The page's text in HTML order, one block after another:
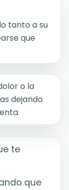
tanto a su
que
o la
dejando
te
que